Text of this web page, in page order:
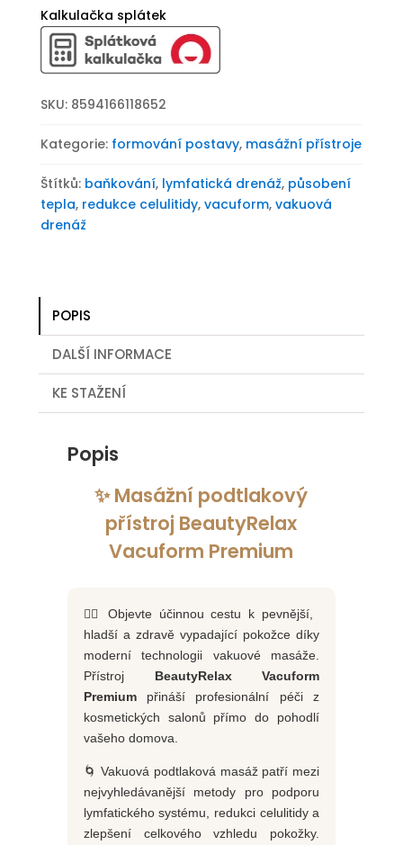
Premium
množství
Kalkulačka splátek
SKU: 8594166118652
Kategorie: formování postavy, masážní přístroje
Štítků: baňkování, lymfatická drenáž, působení
tepla, redukce celulitidy, vacuform, vakuová
drenáž
POPIS
DALŠÍ INFORMACE
KE STAŽENÍ
Popis
✨ Masážní podtlakový
přístroj BeautyRelax
Vacuform Premium
💆‍♀️ Objevte účinnou cestu k pevnější,
hladší a zdravě vypadající pokožce díky
moderní technologii vakuové masáže.
Přístroj BeautyRelax Vacuform
Premiumpřináší profesionální péči z
kosmetických salonů přímo do pohodlí
vašeho domova.
🌀 Vakuová podtlaková masáž patří mezi
nejvyhledávanější metody pro podporu
lymfatického systému, redukci celulitidy a
zlepšení celkového vzhledu pokožky.